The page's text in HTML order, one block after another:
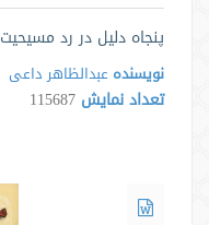
پنجاه دلیل در رد مسیحیت
نویسنده عبدالظاهر داعی
تعداد نمایش 115687